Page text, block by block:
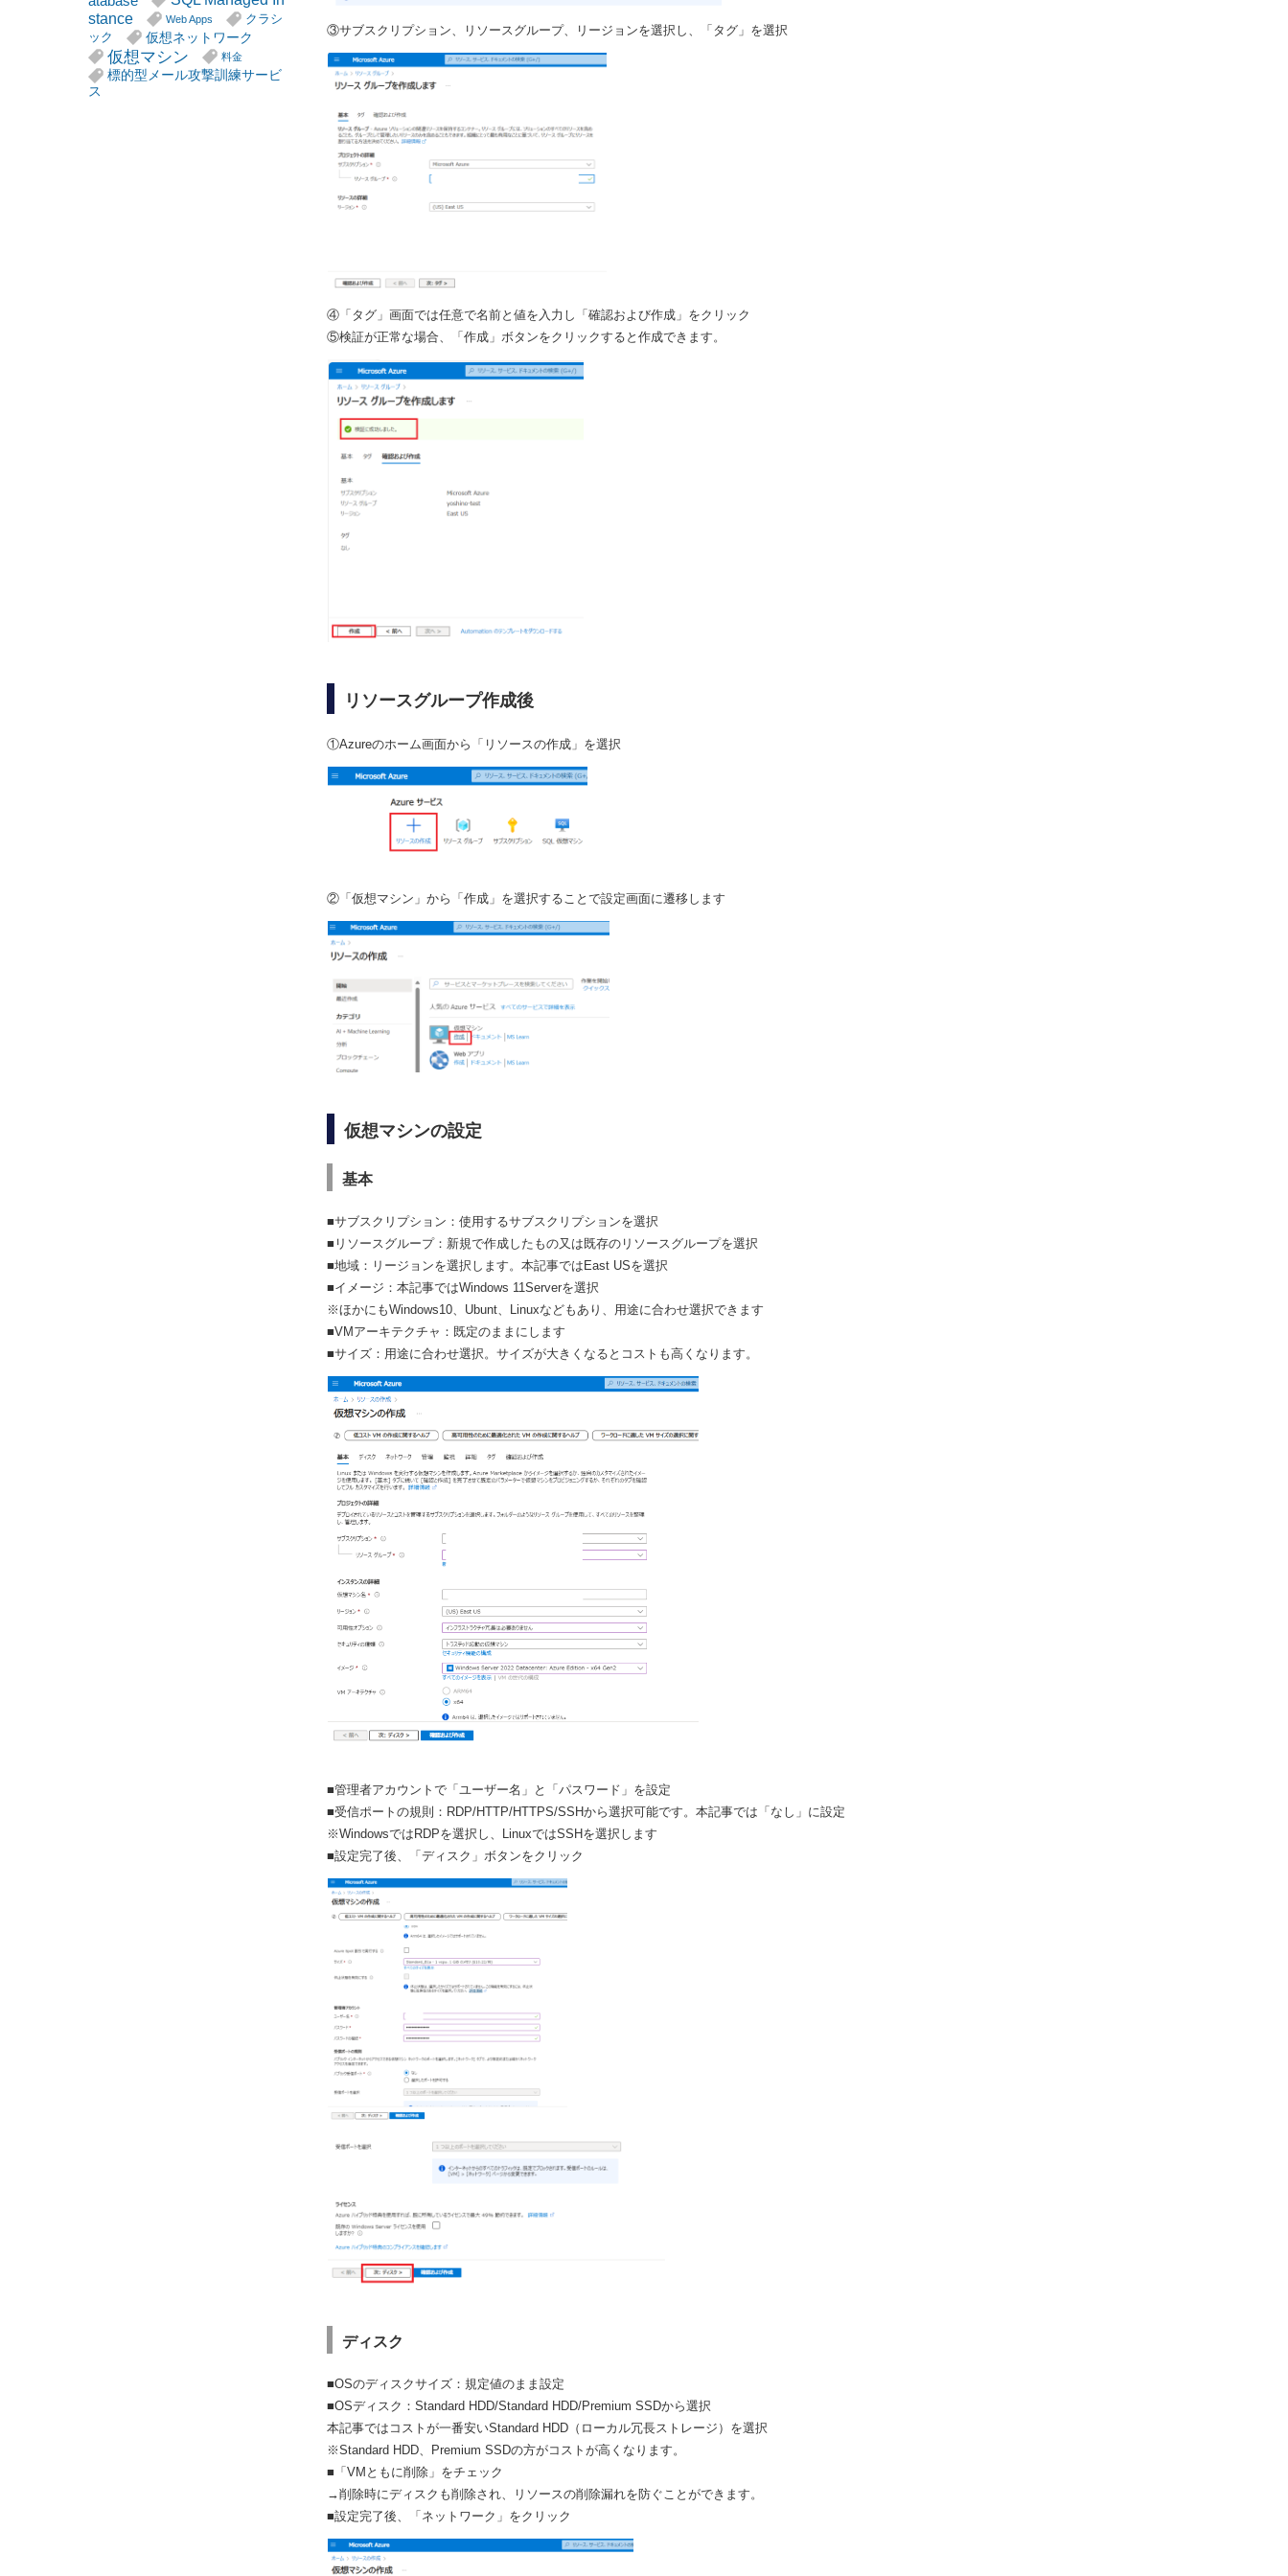
③サブスクリプション、リソースグループ、リージョンを選択し、「タグ」を選択
④「タグ」画面では任意で名前と値を入力し「確認および作成」をクリック
⑤検証が正常な場合、「作成」ボタンをクリックすると作成できます。
リソースグループ作成後
①Azureのホーム画面から「リソースの作成」を選択
②「仮想マシン」から「作成」を選択することで設定画面に遷移します
仮想マシンの設定
基本
■サブスクリプション：使用するサブスクリプションを選択
■リソースグループ：新規で作成したもの又は既存のリソースグループを選択
■地域：リージョンを選択します。本記事ではEast USを選択
■イメージ：本記事ではWindows 11Serverを選択
※ほかにもWindows10、Ubunt、Linuxなどもあり、用途に合わせ選択できます
■VMアーキテクチャ：既定のままにします
■サイズ：用途に合わせ選択。サイズが大きくなるとコストも高くなります。
■管理者アカウントで「ユーザー名」と「パスワード」を設定
■受信ポートの規則：RDP/HTTP/HTTPS/SSHから選択可能です。本記事では「なし」に設定
※WindowsではRDPを選択し、LinuxではSSHを選択します
■設定完了後、「ディスク」ボタンをクリック
ディスク
■OSのディスクサイズ：規定値のまま設定
■OSディスク：Standard HDD/Standard HDD/Premium SSDから選択
本記事ではコストが一番安いStandard HDD（ローカル冗長ストレージ）を選択
※Standard HDD、Premium SSDの方がコストが高くなります。
■「VMともに削除」をチェック
→削除時にディスクも削除され、リソースの削除漏れを防ぐことができます。
■設定完了後、「ネットワーク」をクリック
stance
Web Apps
クラシ
ック
仮想ネットワーク
仮想マシン 料金
標的型メール攻撃訓練サービ
ス